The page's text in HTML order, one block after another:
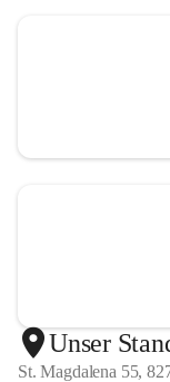
Unser
St. Magdalena 55,